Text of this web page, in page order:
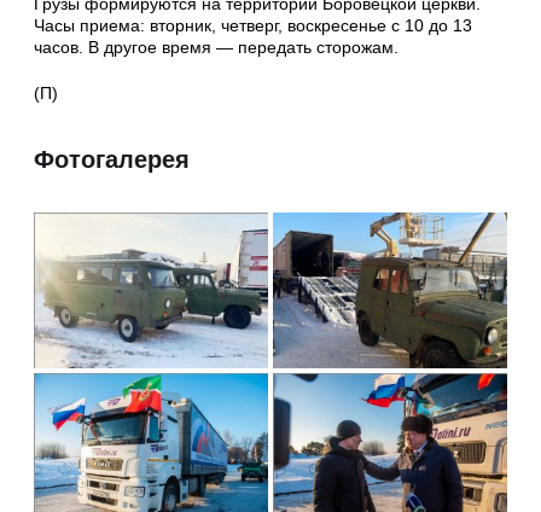
Часы приема: вторник, четверг, воскресенье с 10 до 13
часов. В другое время — передать сторожам.
(П)
Фотогалерея